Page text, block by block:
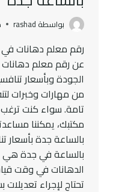
بواسطة rashad
عن رقم معلم
الجودة وبأسعار
من مهارات وخبرات
تامة. سواء كنت
مكتبك، يمكننا
بالساعة جدة
بالساعة في جدة هي
الدهانات في وقت
تحتاج لإجراء